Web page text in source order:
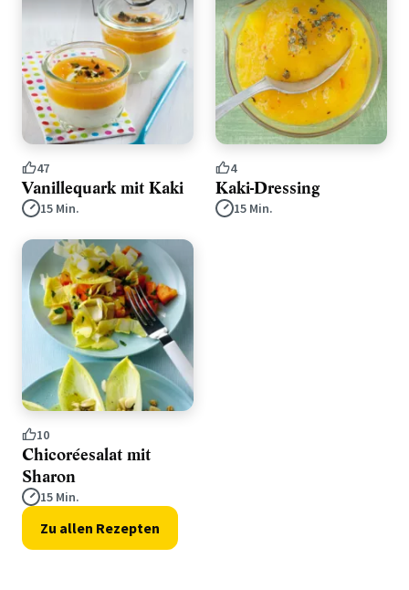
47
Vanillequark mit Kaki
15 Min.
4
Kaki-Dressing
15 Min.
10
Chicoréesalat mit
Sharon
15 Min.
Zu allen Rezepten